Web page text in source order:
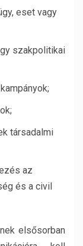
eset vagy
szakpolitikai
társadalmi
az
és a civil
elsősorban